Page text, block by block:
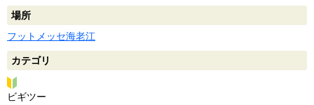
参加者の声
場所
フットメッセ海老江
カテゴリ
ビ
ビギツー